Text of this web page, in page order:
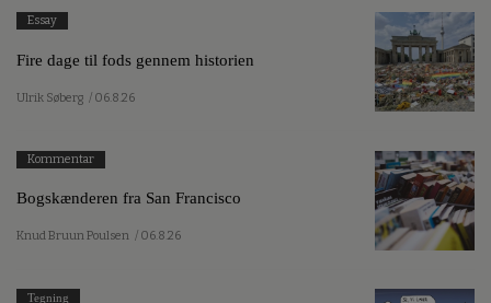
Essay
Fire dage til fods gennem historien
Ulrik Søberg / 06.8.26
Kommentar
Bogskænderen fra San Francisco
Knud Bruun Poulsen / 06.8.26
Tegning